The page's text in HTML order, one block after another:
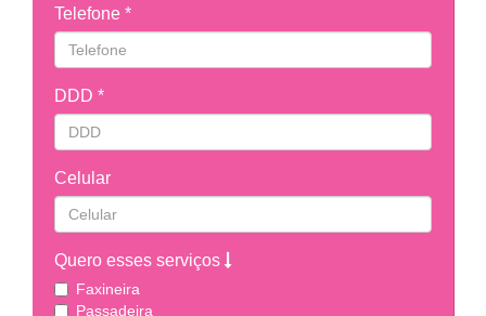
Telefone *
DDD *
Celular
Quero esses serviços
Faxineira
Passadeira